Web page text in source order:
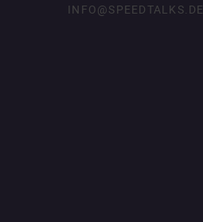
INFO@SPEEDTALKS.DE